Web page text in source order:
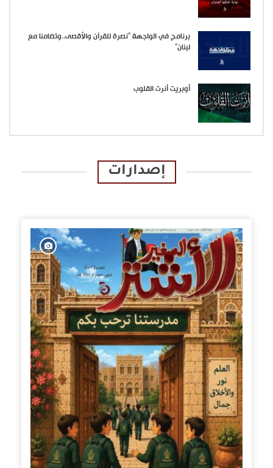
برنامج في الواجهة “نصرة للقرآن والأقصى..وتضامنا مع
لبنان”
أوبريت أنرت القلوب
إصدارات